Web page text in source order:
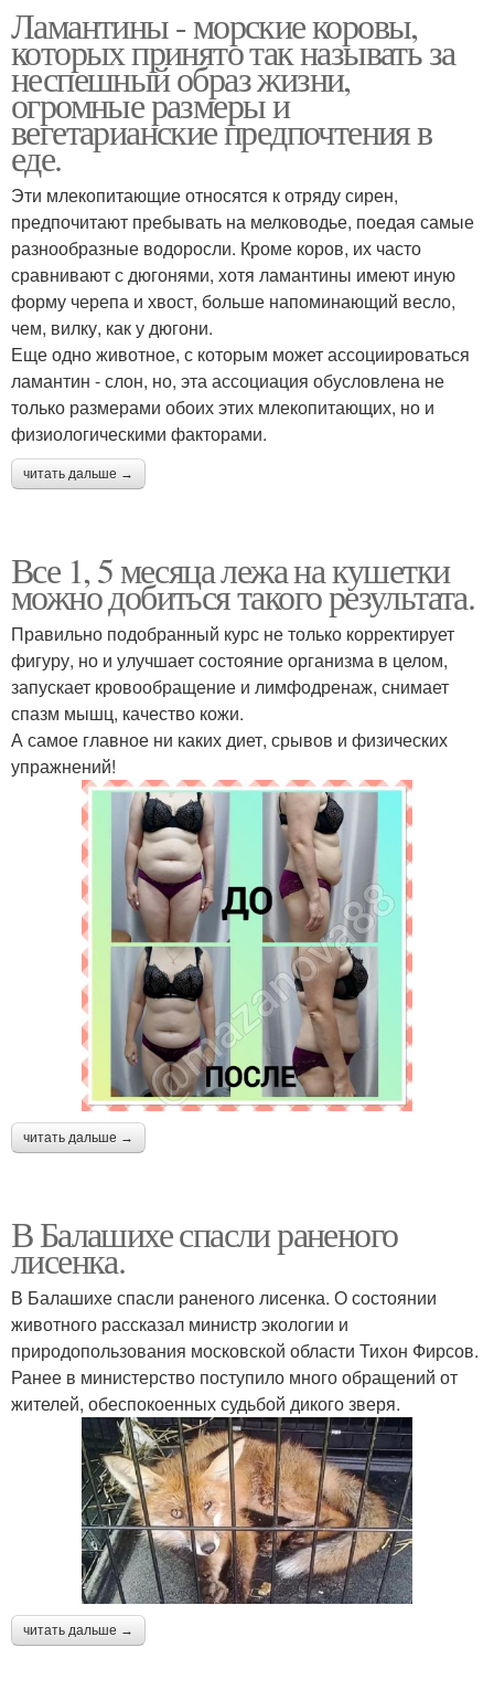
Ламантины - морские коровы,
которых принято так называть за
неспешный образ жизни,
огромные размеры и
вегетарианские предпочтения в
еде.
Эти млекопитающие относятся к отряду сирен,
предпочитают пребывать на мелководье, поедая самые
разнообразные водоросли. Кроме коров, их часто
сравнивают с дюгонями, хотя ламантины имеют иную
форму черепа и хвост, больше напоминающий весло,
чем, вилку, как у дюгони.
Еще одно животное, с которым может ассоциироваться
ламантин - слон, но, эта ассоциация обусловлена не
только размерами обоих этих млекопитающих, но и
физиологическими факторами.
читать дальше →
Все 1, 5 месяца лежа на кушетки
можно добиться такого результата.
Правильно подобранный курс не только корректирует
фигуру, но и улучшает состояние организма в целом,
запускает кровообращение и лимфодренаж, снимает
спазм мышц, качество кожи.
А самое главное ни каких диет, срывов и физических
упражнений!
читать дальше →
В Балашихе спасли раненого
лисенка.
В Балашихе спасли раненого лисенка. О состоянии
животного рассказал министр экологии и
природопользования московской области Тихон Фирсов.
Ранее в министерство поступило много обращений от
жителей, обеспокоенных судьбой дикого зверя.
читать дальше →